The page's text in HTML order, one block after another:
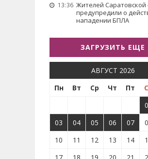
13:36 Жителей Саратовской
предупредили о
нападении БПЛА
ЗАГРУЗИТЬ ЕЩЕ
АВГУСТ 2026
Пн
Вт Ср Чт Пт
03
04 05 06 07
10
11 12 13 14